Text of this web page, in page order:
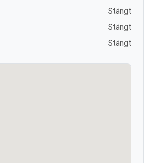
Stängt
Stängt
Stängt